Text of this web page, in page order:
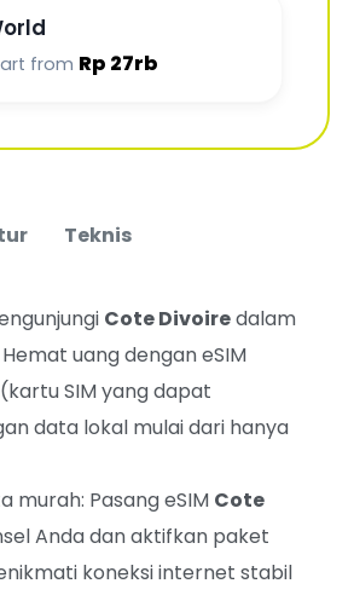
from Rp 27rb
Teknis
Cote Divoiredalam
uang dengan eSIM
(kartu SIM yang dapat
data lokal mulai dari hanya
murah: Pasang eSIM Cote
Anda dan aktifkan paket
koneksi internet stabil